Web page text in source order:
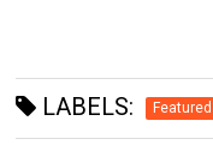
LABELS: Featured